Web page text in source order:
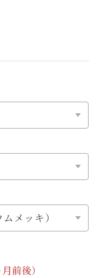
前後）